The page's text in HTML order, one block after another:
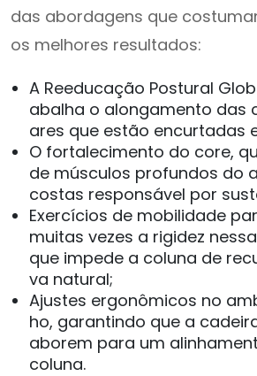
das abordagens que
os melhores resultados:
A Reeducação Postural
abalha o alongamento das
ares que estão encurtadas
O fortalecimento do core,
de músculos profundos do
costas responsável por
Exercícios de mobilidade
muitas vezes a rigidez
que impede a coluna de
va natural;
Ajustes ergonômicos no
ho, garantindo que a
aborem para um
coluna.